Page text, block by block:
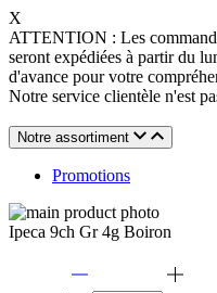
X
ATTENTION : Les
seront expédiées à partir du
d'avance pour votre
Notre service clientèle n'est
Notre assortiment
Promotions
Ipeca 9ch Gr 4g Boiron